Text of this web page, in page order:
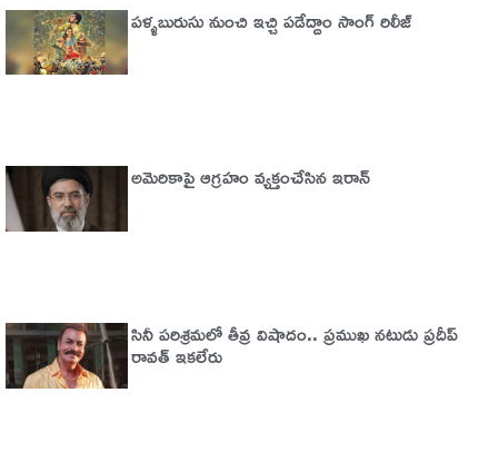
పళ్ళబురుసు నుంచి ఇచ్చి పడేద్దాం సాంగ్ రిలీజ్
అమెరికాపై ఆగ్ర‌హం వ్య‌క్తంచేసిన ఇరాన్
సినీ పరిశ్రమలో తీవ్ర విషాదం.. ప్రముఖ నటుడు ప్రదీప్
రావత్ ఇకలేరు